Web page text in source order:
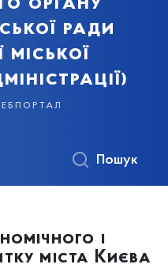
ради
міської
Пошук
і
міста Києва